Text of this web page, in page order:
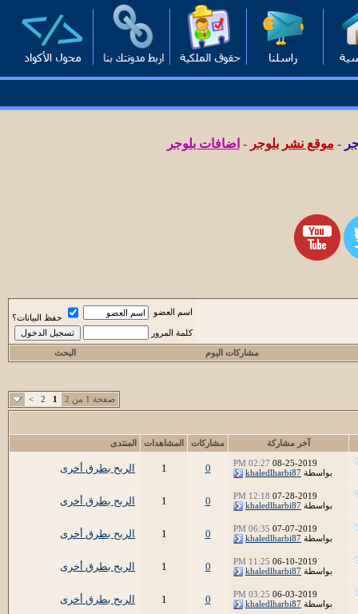
- موقع نشر بلوجر - اضافات بلوجر
اسم العضو
حفظ البيانات؟
كلمة المرور
مشاركات اليوم البحث
صفحة 1 من 2 1
2
>
آخر مشاركة مشاركات المشاهدات المنتدى
08-25-2019
02:27 PM
بواسطة khaledlharbi87
0
1 الربح بطرق أخرى
07-28-2019
12:18 PM
بواسطة khaledlharbi87
0
1 الربح بطرق أخرى
07-07-2019
06:35 PM
بواسطة khaledlharbi87
0
1 الربح بطرق أخرى
06-10-2019
11:25 PM
بواسطة khaledlharbi87
0
1 الربح بطرق أخرى
06-03-2019
03:25 PM
بواسطة khaledlharbi87
0
1 الربح بطرق أخرى